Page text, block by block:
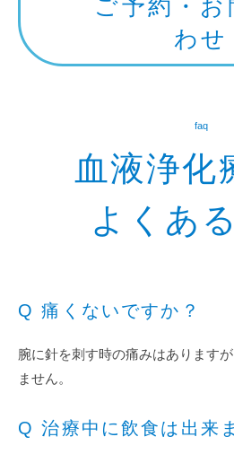
ご予約・お
わせ
faq
血液浄化
よくあ
Q 痛くないですか？
腕に針を刺す時の痛みはあります
ません。
Q 治療中に飲食は出来